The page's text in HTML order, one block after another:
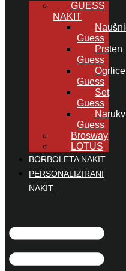
GUESS
NAKIT
Guess
Prsten
Guess
Ogrlice
Guess
Set
Guess
Guess
Brosway
LOTUS
BORBOLETA NAKIT
PERSONALIZIRANI
NAKIT